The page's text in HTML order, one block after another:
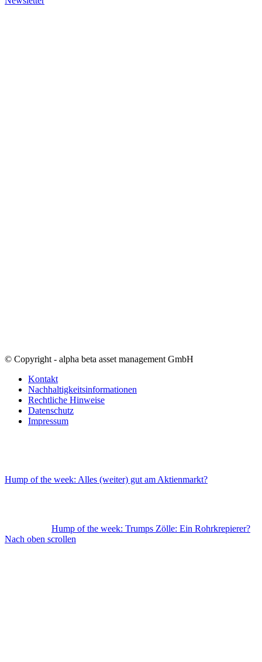
© Copyright - alpha beta asset management GmbH
Kontakt
Nachhaltigkeitsinformationen
Rechtliche Hinweise
Datenschutz
Impressum
Hump of the week: Alles (weiter) gut am Aktienmarkt?
Hump of the week: Trumps Zölle: Ein Rohrkrepierer?
Nach oben scrollen